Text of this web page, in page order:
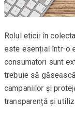
Rolul eticii în
este esențial într-o
consumatori sunt
trebuie să
campaniilor și
transparență și